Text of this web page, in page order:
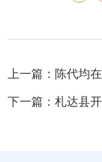
上一篇： 陈代均
下一篇：札达县